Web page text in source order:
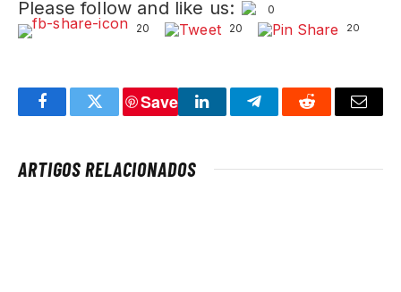
Please follow and like us:
0
20
20 20
FacebookTwitter
Save
LinkedInTelegramReddit Email
ARTIGOS RELACIONADOS